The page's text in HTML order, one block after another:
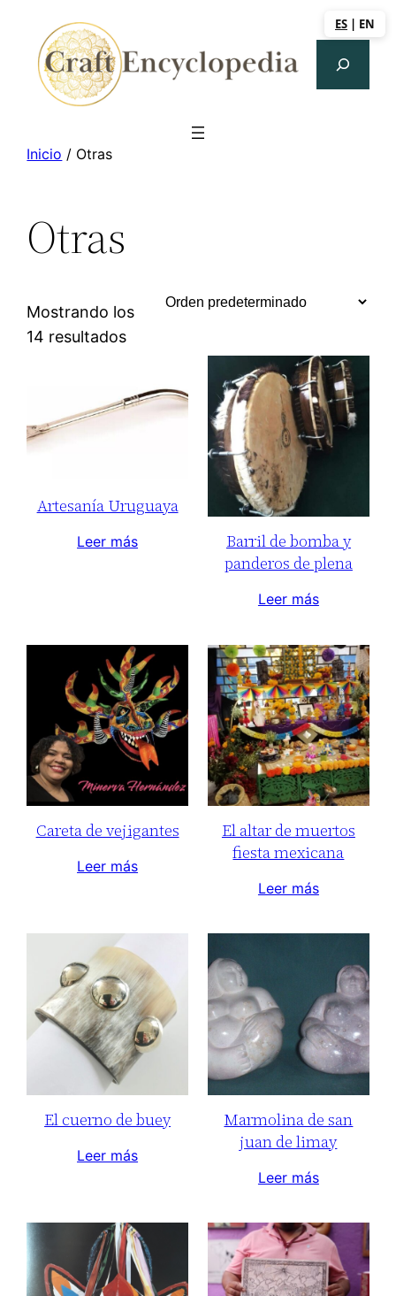
ES | EN
contenido
Inicio / Otras
Otras
Mostrando los
14 resultados
Artesanía Uruguaya
Leer más
Barril de bomba y
panderos de plena
Leer más
Careta de vejigantes
Leer más
El altar de muertos
fiesta mexicana
Leer más
El cuerno de buey
Leer más
Marmolina de san
juan de limay
Leer más